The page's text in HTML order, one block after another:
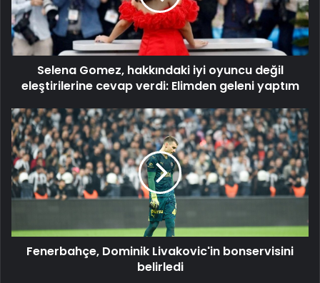
değil
eleştirilerine
cevap
verdi:
Elimden
geleni
Selena Gomez, hakkındaki iyi oyuncu değil
eleştirilerine cevap verdi: Elimden geleni yaptım
Fenerbahçe,
Dominik
Livakovic'in
bonservisini
belirledi
Fenerbahçe, Dominik Livakovic'in bonservisini
belirledi